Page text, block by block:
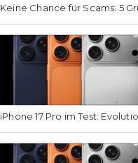
Keine Chance für Scams: 5
iPhone 17 Pro im Test: